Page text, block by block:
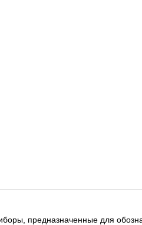
предназначенные для